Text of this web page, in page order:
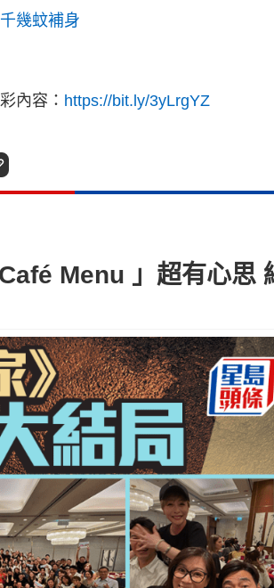
幾蚊補身
內容： https://bit.ly/3yLrgYZ
Menu 」超有心思